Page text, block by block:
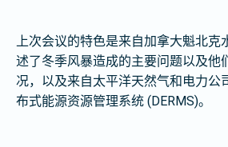
上次会议的特色是来自加拿大魁北克
述了冬季风暴造成的主要问题以及他
况，以及来自太平洋天然气和电力公
布式能源资源管理系统 (DERMS)。